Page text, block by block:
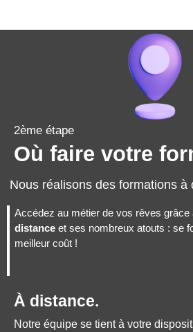
2ème étape
Où faire votre
Nous réalisons des formations à
Accédez au métier de vos rêves grâce
distance et ses nombreux atouts : se
meilleur coût !
À distance.
Notre équipe se tient à votre